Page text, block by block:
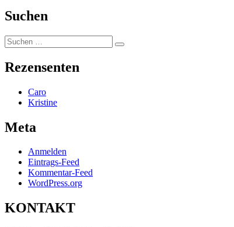
Suchen
Suchen
nach:
Suchen
Rezensenten
Caro
Kristine
Meta
Anmelden
Eintrags-Feed
Kommentar-Feed
WordPress.org
KONTAKT